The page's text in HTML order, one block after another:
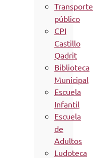
Transporte
público
CPI
Castillo
Qadrit
Biblioteca
Municipal
Escuela
Infantil
Escuela
de
Adultos
Ludoteca